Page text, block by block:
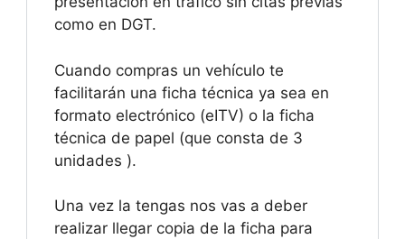
como en DGT.
Cuando compras un vehículo te
facilitarán una ficha técnica ya sea en
formato electrónico (eITV) o la ficha
técnica de papel (que consta de 3
unidades ).
Una vez la tengas nos vas a deber
realizar llegar copia de la ficha para